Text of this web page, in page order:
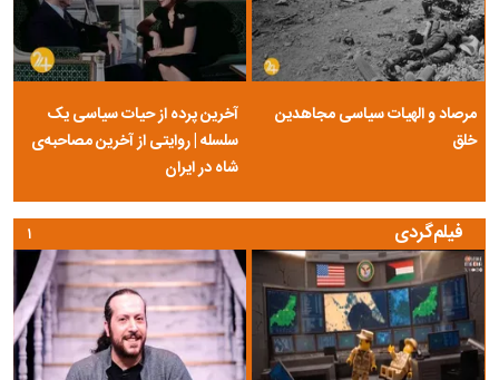
مرصاد و الهیات سیاسی مجاهدین
خلق
آخرین پرده از حیات سیاسی یک
سلسله | روایتی از آخرین مصاحبه‌ی
شاه در ایران
فیلم‌گردی ۱